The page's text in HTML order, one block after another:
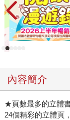
內容簡介
★頁數最多的立體
24個精彩的立體頁